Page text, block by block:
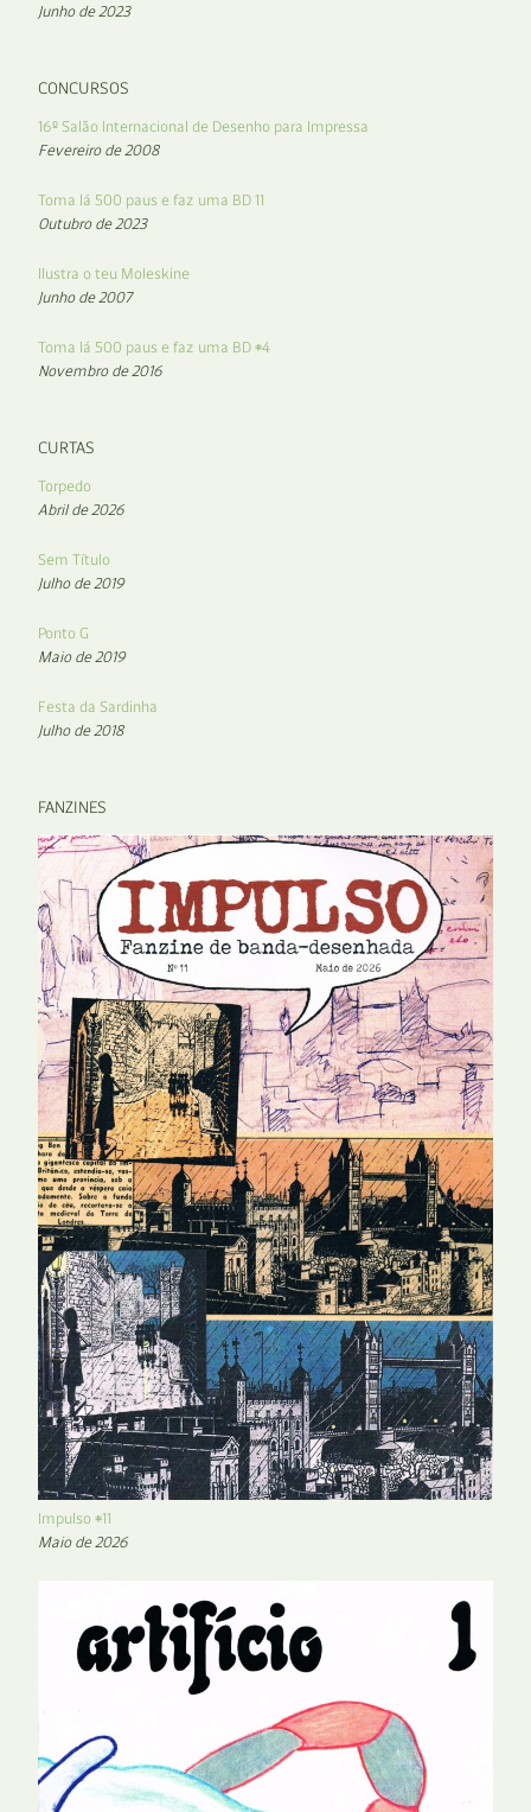
Junho de 2023
CONCURSOS
16º Salão Internacional de Desenho para Impressa
Fevereiro de 2008
Toma lá 500 paus e faz uma BD 11
Outubro de 2023
Ilustra o teu Moleskine
Junho de 2007
Toma lá 500 paus e faz uma BD #4
Novembro de 2016
CURTAS
Torpedo
Abril de 2026
Sem Título
Julho de 2019
Ponto G
Maio de 2019
Festa da Sardinha
Julho de 2018
FANZINES
Impulso #11
Maio de 2026